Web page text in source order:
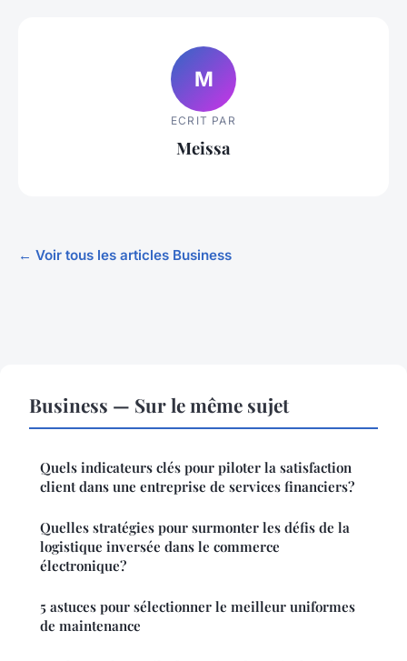
M
ECRIT PAR
Meissa
← Voir tous les articles Business
Business — Sur le même sujet
Quels indicateurs clés pour piloter la satisfaction
client dans une entreprise de services financiers?
Quelles stratégies pour surmonter les défis de la
logistique inversée dans le commerce
électronique?
5 astuces pour sélectionner le meilleur uniformes
de maintenance